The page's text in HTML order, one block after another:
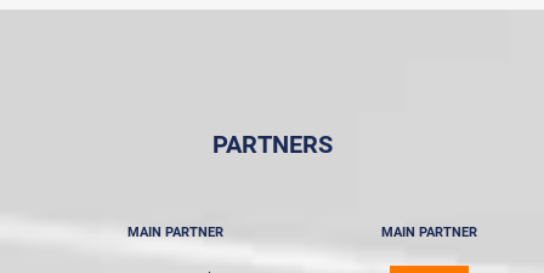
PARTNERS
MAIN PARTNER MAIN PARTNER